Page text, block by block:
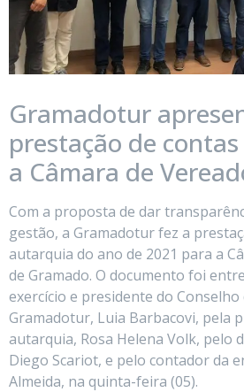
Gramadotur
prestação de
a Câmara de
Com a proposta de dar
gestão, a Gramadotur fez a
autarquia do ano de 2021 para a
de Gramado. O documento foi
exercício e presidente do
Gramadotur, Luia Barbacovi, pela
autarquia, Rosa Helena Volk, pelo
Diego Scariot, e pelo contador da
Almeida, na quinta-feira (05).